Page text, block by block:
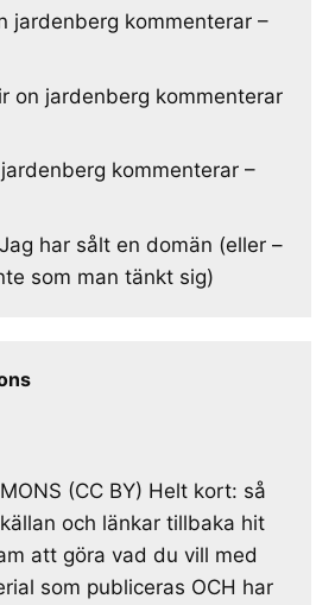
jardenberg kommenterar –
on jardenberg kommenterar
jardenberg kommenterar –
Jag har sålt en domän (eller –
som man tänkt sig)
(CC BY) Helt kort: så
och länkar tillbaka hit
att göra vad du vill med
som publiceras OCH har